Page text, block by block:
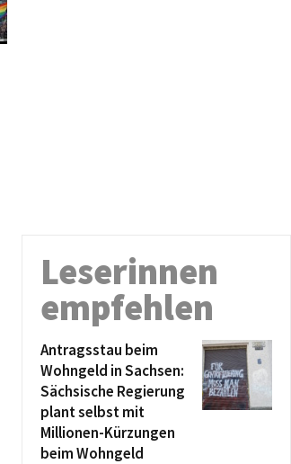
Leserinnen
empfehlen
Antragsstau beim
Wohngeld in Sachsen:
Sächsische Regierung
plant selbst mit
Millionen-Kürzungen
beim Wohngeld